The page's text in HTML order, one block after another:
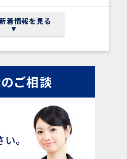
われたら何をすべき？証拠
着情報を見る
ご相談
。